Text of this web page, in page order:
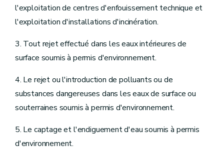
l'exploitation de centres d'enfouissement technique et
l'exploitation d'installations d'incinération.
3. Tout rejet effectué dans les eaux intérieures de
surface soumis à permis d'environnement.
4. Le rejet ou l'introduction de polluants ou de
substances dangereuses dans les eaux de surface ou
souterraines soumis à permis d'environnement.
5. Le captage et l'endiguement d'eau soumis à permis
d'environnement.